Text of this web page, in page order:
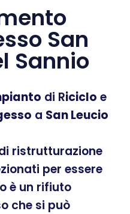
San
Sannio
di Riciclo e
a San Leucio
ristrutturazione
per essere
è un rifiuto
che si può